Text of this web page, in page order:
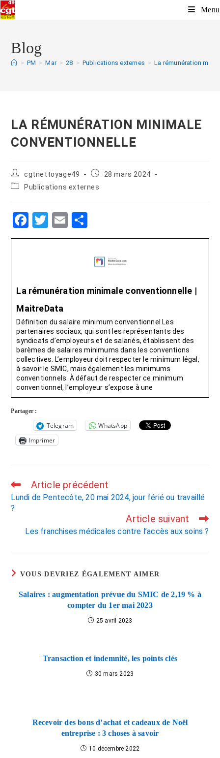
Menu
Blog
> PM > Mar > 28 > Publications externes > La rémunération
LA RÉMUNÉRATION MINIMALE
CONVENTIONNELLE
cgtnettoyage49
28 mars 2024
Publications externes
F
a
b
o
o
k
T
wi
E
m ar
ta
g
er
La rémunération minimale conventionnelle |
MaitreData
Définition du salaire minimum conventionnel Les
partenaires sociaux, qui sont les représentants des
syndicats d’employeurs et de salariés, établissent des
barèmes de salaires minimums dans les conventions
collectives. L’employeur doit respecter le minimum légal,
à savoir le SMIC, mais également les minimums
conventionnels. À défaut de respecter ce minimum
conventionnel, l’employeur s’expose à une
Partager :
Telegram
WhatsApp
Imprimer
Article précédent
Lundi de Pentecôte, 20 mai 2024, jour férié ou travaillé
?
Article suivant
Les franchises médicales contre l’accès aux soins ?
VOUS DEVRIEZ ÉGALEMENT AIMER
Salaires : augmentation prévue du SMIC de 2,19 % à
compter du 1er mai 2023
25 avril 2023
Transaction et indemnité, les points clés
30 mars 2023
Recevoir des bons d’achat et cadeaux de Noël
entreprise : 3 choses à savoir
10 décembre 2022